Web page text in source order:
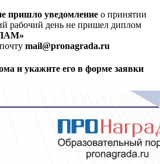
пришло уведомление о принятии
рабочий день не пришел диплом
mail@pronagrada.ru
и укажите его в форме заявки